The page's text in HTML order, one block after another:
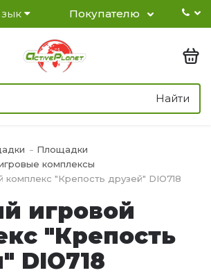
Покупателю
Найти
Площадки
комплексы
комплекс "Крепость друзей" DIO718
игровой
"Крепость
DIO718